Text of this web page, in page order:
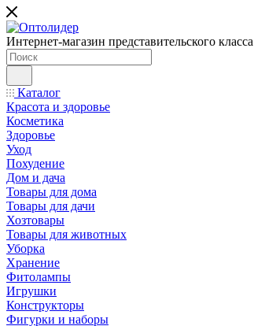
Интернет-магазин представительского класса
Каталог
Красота и здоровье
Косметика
Здоровье
Уход
Похудение
Дом и дача
Товары для дома
Товары для дачи
Хозтовары
Товары для животных
Уборка
Хранение
Фитолампы
Игрушки
Конструкторы
Фигурки и наборы